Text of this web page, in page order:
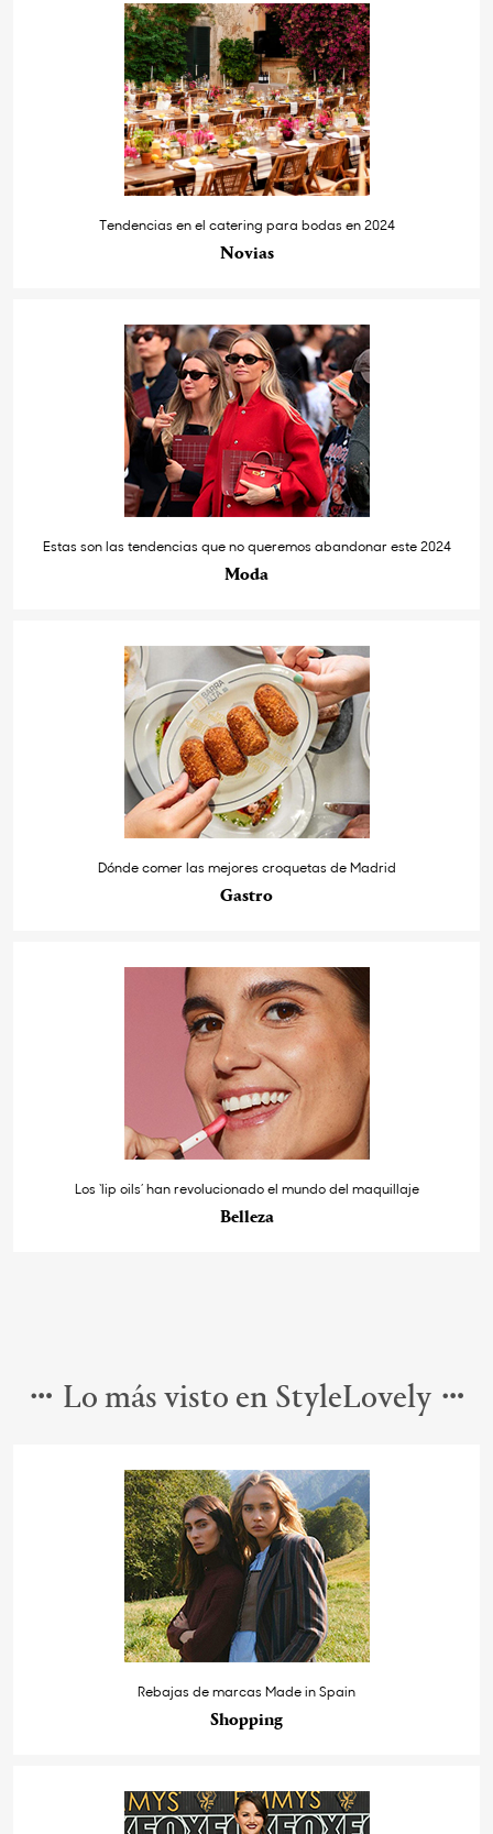
Tendencias en el catering para bodas en 2024
Novias
Estas son las tendencias que no queremos abandonar este 2024
Moda
Dónde comer las mejores croquetas de Madrid
Gastro
Los ‘lip oils’ han revolucionado el mundo del maquillaje
Belleza
Lo más visto en StyleLovely
Rebajas de marcas Made in Spain
Shopping